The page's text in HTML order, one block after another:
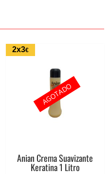
2x3€
Anian Crema Suavizante
Keratina 1 Litro
AGOTADO